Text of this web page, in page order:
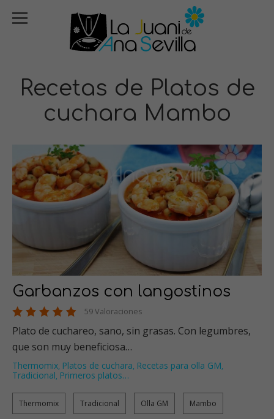
Recetas de Platos de
cuchara Mambo
Garbanzos con langostinos
59 Valoraciones
Plato de cuchareo, sano, sin grasas. Con legumbres,
que son muy beneficiosa…
Thermomix, Platos de cuchara, Recetas para olla GM,
Tradicional, Primeros platos…
Thermomix Tradicional Olla GM Mambo